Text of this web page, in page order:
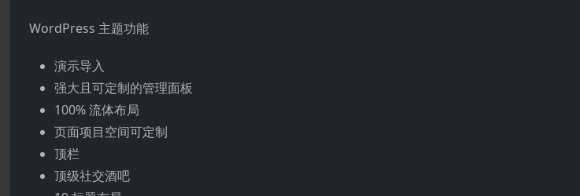
WordPress 主题功能
演示导入
强大且可定制的管理面板
100% 流体布局
页面项目空间可定制
顶栏
顶级社交酒吧